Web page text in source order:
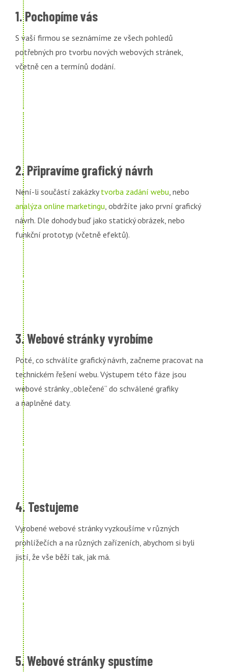
1. Pochopíme vás
S vaší firmou se seznámíme ze všech pohledů
potřebných pro tvorbu nových webových stránek,
včetně cen a termínů dodání.
2. Připravíme grafický návrh
Není-li součástí zakázkytvorba zadání webu, nebo
analýza online marketingu, obdržíte jako první grafický
návrh. Dle dohody buď jako statický obrázek, nebo
funkční prototyp (včetně efektů).
3. Webové stránky vyrobíme
Poté, co schválíte grafický návrh, začneme pracovat na
technickém řešení webu. Výstupem této fáze jsou
webové stránky „oblečené“ do schválené grafiky
a naplněné daty.
4. Testujeme
Vyrobené webové stránky vyzkoušíme v různých
prohlížečích a na různých zařízeních, abychom si byli
jistí, že vše běží tak, jak má.
5. Webové stránky spustíme